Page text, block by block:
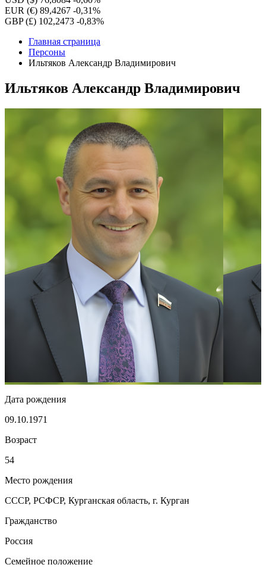
EUR (€) 89,4267 -0,31%
GBP (£) 102,2473 -0,83%
Главная страница
Персоны
Ильтяков Александр Владимирович
Ильтяков Александр Владимирович
Дата рождения
09.10.1971
Возраст
54
Место рождения
СССР, РСФСР, Курганская область, г. Курган
Гражданство
Россия
Семейное положение